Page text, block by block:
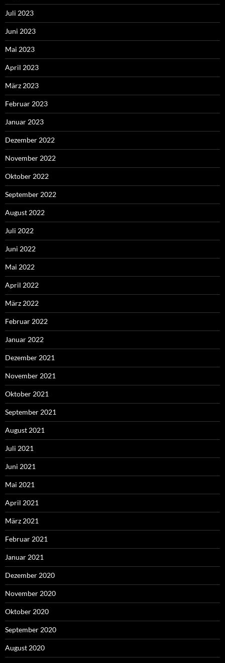
Juli 2023
Juni 2023
Mai 2023
April 2023
März 2023
Februar 2023
Januar 2023
Dezember 2022
November 2022
Oktober 2022
September 2022
August 2022
Juli 2022
Juni 2022
Mai 2022
April 2022
März 2022
Februar 2022
Januar 2022
Dezember 2021
November 2021
Oktober 2021
September 2021
August 2021
Juli 2021
Juni 2021
Mai 2021
April 2021
März 2021
Februar 2021
Januar 2021
Dezember 2020
November 2020
Oktober 2020
September 2020
August 2020